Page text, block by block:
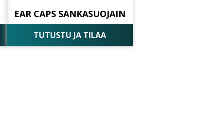
EAR CAPS SANKASUOJAIN
TUTUSTU JA TILAA